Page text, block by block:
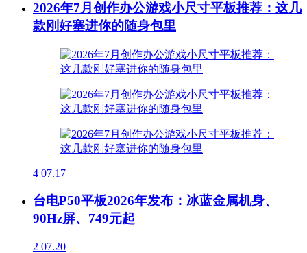
2026年7月创作办公游戏小尺寸平板推荐：这几
款刚好塞进你的随身包里
4 07.17
台电P50平板2026年发布：冰蓝金属机身、
90Hz屏、749元起
2 07.20